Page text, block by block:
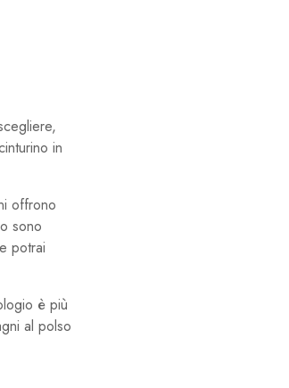
in
offrono
sono
potrai
è più
al polso